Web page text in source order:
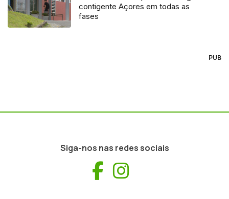
contigente Açores em todas as
fases
PUB
Siga-nos nas redes sociais
Facebook